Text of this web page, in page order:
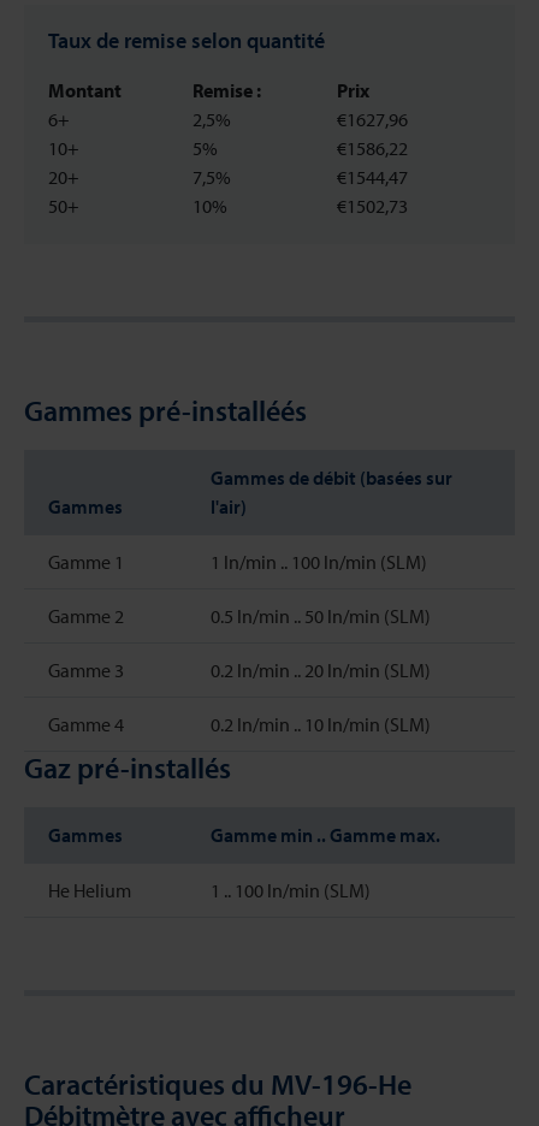
Taux de remise selon quantité
Montant
6+
10+
20+
50+
Remise :
2,5%
5%
7,5%
10%
Prix
€1627,96
€1586,22
€1544,47
€1502,73
Gammes pré-installéés
Gammes
Gammes de débit (basées sur
l'air)
Gamme 1 1 ln/min .. 100 ln/min (SLM)
Gamme 2 0.5 ln/min .. 50 ln/min (SLM)
Gamme 3 0.2 ln/min .. 20 ln/min (SLM)
Gamme 4 0.2 ln/min .. 10 ln/min (SLM)
Gaz pré-installés
Gammes Gamme min .. Gamme max.
He Helium 1 .. 100 ln/min (SLM)
Caractéristiques du MV-196-He
Débitmètre avec afficheur